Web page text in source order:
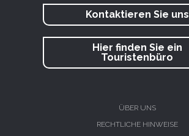
Kontaktieren Sie uns
Hier finden Sie ein
Touristenbüro
ÜBER UNS
RECHTLICHE HINWEISE